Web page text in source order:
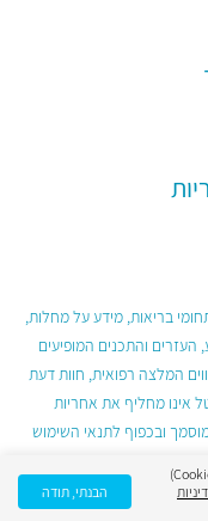
בריאות, מידע על מחלות,
העזרים והתכנים המופיעים
המלצה רפואית, חוות דעת
אינו מחליף את אחריות
ובכפוף לתנאי השימוש
האתר משתמש בעוגיות (Cookies)
הבנתי, תודה